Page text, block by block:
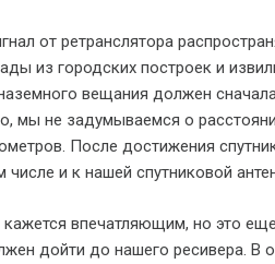
от ретранслятора
из городских построек и
вещания должен
мы не задумываемся о
После достижения
числе и к нашей спутниковой
кажется впечатляющим, но это
дойти до нашего ресивера. В